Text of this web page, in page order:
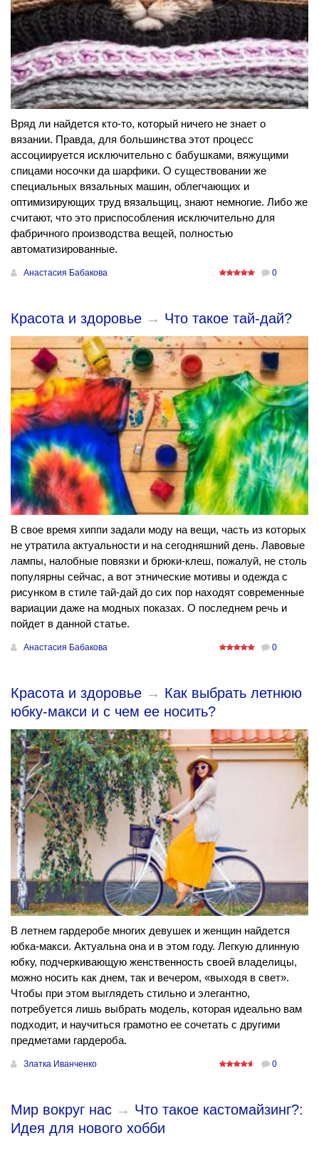
Вряд ли найдется кто-то, который ничего не знает о
вязании. Правда, для большинства этот процесс
ассоциируется исключительно с бабушками, вяжущими
спицами носочки да шарфики. О существовании же
специальных вязальных машин, облегчающих и
оптимизирующих труд вязальщиц, знают немногие. Либо же
считают, что это приспособления исключительно для
фабричного производства вещей, полностью
автоматизированные.
Анастасия Бабакова 0
Красота и здоровье → Что такое тай-дай?
В свое время хиппи задали моду на вещи, часть из которых
не утратила актуальности и на сегодняшний день. Лавовые
лампы, налобные повязки и брюки-клеш, пожалуй, не столь
популярны сейчас, а вот этнические мотивы и одежда с
рисунком в стиле тай-дай до сих пор находят современные
вариации даже на модных показах. О последнем речь и
пойдет в данной статье.
Анастасия Бабакова 0
Красота и здоровье → Как выбрать летнюю
юбку-макси и с чем ее носить?
В летнем гардеробе многих девушек и женщин найдется
юбка-макси. Актуальна она и в этом году. Легкую длинную
юбку, подчеркивающую женственность своей владелицы,
можно носить как днем, так и вечером, «выходя в свет».
Чтобы при этом выглядеть стильно и элегантно,
потребуется лишь выбрать модель, которая идеально вам
подходит, и научиться грамотно ее сочетать с другими
предметами гардероба.
Златка Иванченко 0
Мир вокруг нас → Что такое кастомайзинг?:
Идея для нового хобби